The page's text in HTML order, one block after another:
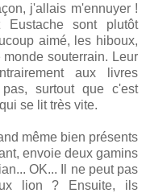
j'allais m'ennuyer !
sont plutôt
aimé, les hiboux,
souterrain. Leur
aux livres
surtout que c'est
se lit très vite.
même bien présents
envoie deux gamins
OK... Il ne peut pas
lion ? Ensuite, ils